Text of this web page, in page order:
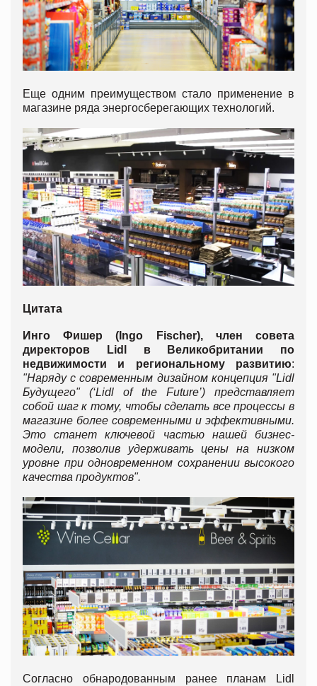
Еще одним преимуществом стало применение в
магазине ряда энергосберегающих технологий.
Цитата
Инго Фишер ( Ingo Fischer), член совета
директоров Lidl в Великобритании по
недвижимости и региональному развитию:
"Наряду с современным дизайном концепция "Lidl
Будущего" (‘Lidl of the Future’) представляет
собой шаг к тому, чтобы сделать все процессы в
магазине более современными и эффективными.
Это станет ключевой частью нашей бизнес-
модели, позволив удерживать цены на низком
уровне при одновременном сохранении высокого
качества продуктов".
Согласно обнародованным ранее планам Lidl